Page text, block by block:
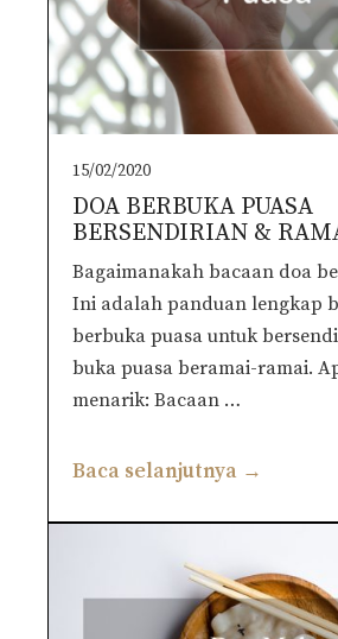
15/02/2020
DOA BERBUKA PUASA
BERSENDIRIAN &
Bagaimanakah bacaan doa
Ini adalah panduan lengkap
berbuka puasa untuk
buka puasa beramai-ramai.
menarik: Bacaan …
Baca selanjutnya →